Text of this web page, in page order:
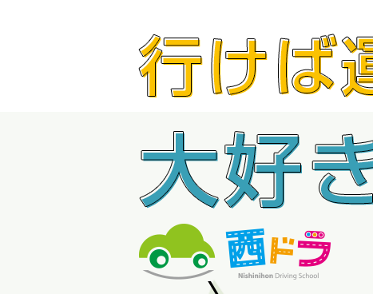
行けば運転が大好きになる。西日本自動車学校